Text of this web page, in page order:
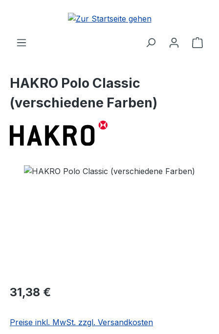
Zum Hauptinhalt springen
HAKRO Polo Classic
(verschiedene Farben)
Bildergalerie überspringen
Regulärer Preis:
31,38 €
Preise inkl. MwSt. zzgl. Versandkosten